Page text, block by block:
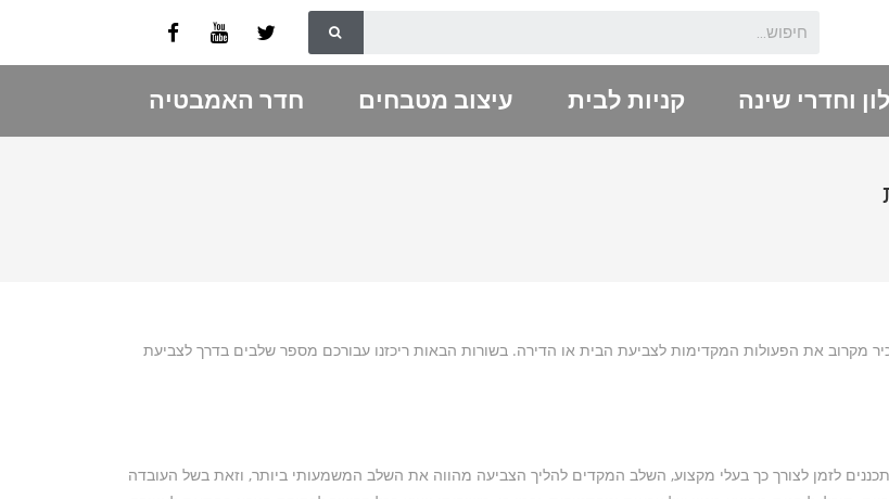
וחדרי שינה קניות לבית עיצוב מטבחים חדר האמבטיה
מקרוב את הפעולות המקדימות לצביעת הבית או הדירה. בשורות הבאות ריכזנו עבורכם מספר שלבים בדרך לצביעת
לזמן לצורך כך בעלי מקצוע, השלב המקדים להליך הצביעה מהווה את השלב המשמעותי ביותר, וזאת בשל העובדה